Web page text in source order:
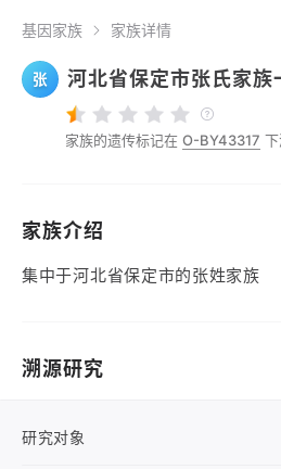
基因家族 家族详情
张 河北省保定市张氏家族
家族的遗传标记在 O-BY43317
家族介绍
集中于河北省保定市的张姓家族
溯源研究
研究对象